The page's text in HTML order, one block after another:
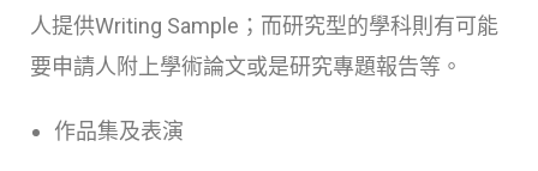
人提供Writing Sample；而研究型的學科則有可能
要申請人附上學術論文或是研究專題報告等。
作品集及表演